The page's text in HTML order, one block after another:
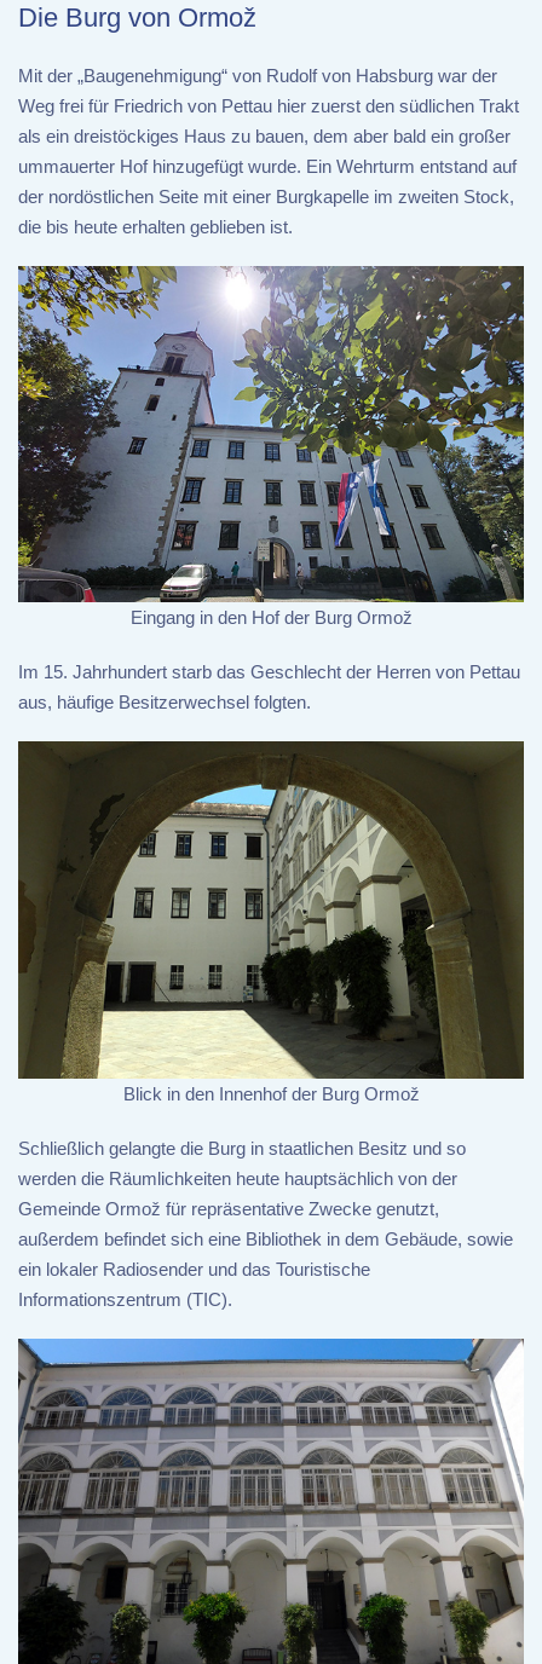
Die Burg von Ormož
Mit der „Baugenehmigung“ von Rudolf von Habsburg war der
Weg frei für Friedrich von Pettau hier zuerst den südlichen Trakt
als ein dreistöckiges Haus zu bauen, dem aber bald ein großer
ummauerter Hof hinzugefügt wurde. Ein Wehrturm entstand auf
der nordöstlichen Seite mit einer Burgkapelle im zweiten Stock,
die bis heute erhalten geblieben ist.
Eingang in den Hof der Burg Ormož
Im 15. Jahrhundert starb das Geschlecht der Herren von Pettau
aus, häufige Besitzerwechsel folgten.
Blick in den Innenhof der Burg Ormož
Schließlich gelangte die Burg in staatlichen Besitz und so
werden die Räumlichkeiten heute hauptsächlich von der
Gemeinde Ormož für repräsentative Zwecke genutzt,
außerdem befindet sich eine Bibliothek in dem Gebäude, sowie
ein lokaler Radiosender und das Touristische
Informationszentrum (TIC).